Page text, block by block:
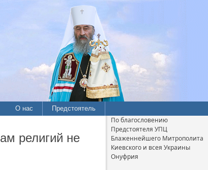
О нас Предстоятель
религий не
По благословению
Предстоятеля УПЦ
Блаженнейшего Митрополита
Киевского и всея Украины
Онуфрия